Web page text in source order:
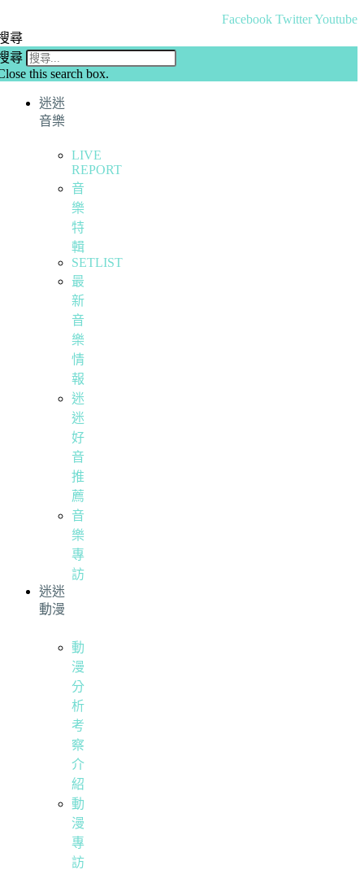
Facebook TwitterYoutube
尋
尋
this search box.
迷迷
音樂
LIVE
REPORT
音
樂
特
輯
SETLIST
最
新
音
樂
情
報
迷
迷
好
音
推
薦
音
樂
專
訪
迷迷
動漫
動
漫
分
析
考
察
介
紹
動
漫
專
訪